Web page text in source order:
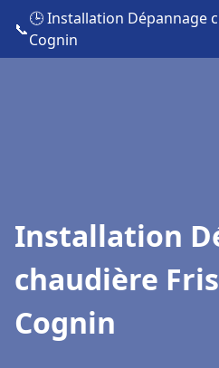
📞
🕒 Installation Dépannage
Cognin
Installation
chaudière
Cognin